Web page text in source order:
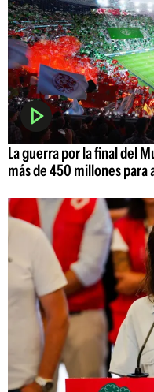
La guerra por la final del
más de 450 millones para